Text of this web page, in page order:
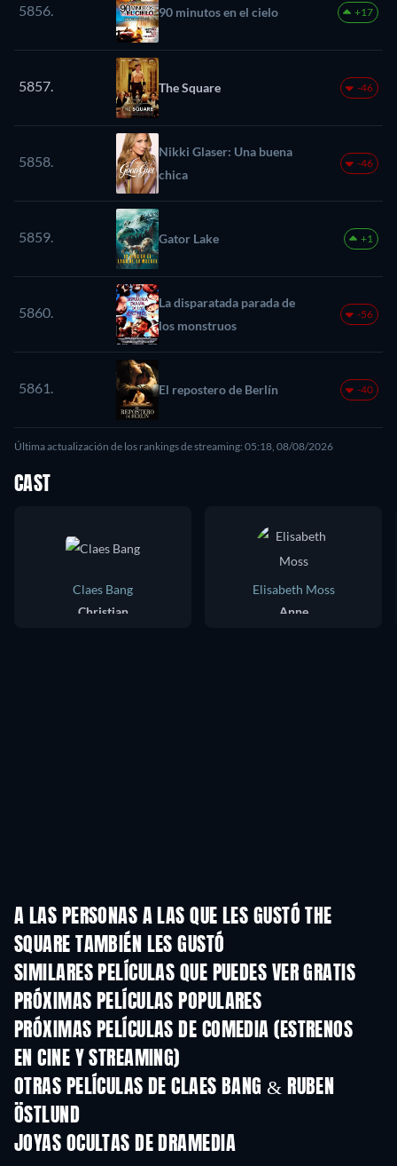
5856. 90 minutos en el cielo +17
5857. The Square -46
5858.
Nikki Glaser: Una buena
chica
-46
5859. Gator Lake +1
5860.
La disparatada parada de
los monstruos
-56
5861. El repostero de Berlín -40
Última actualización de los rankings de streaming: 05:18, 08/08/2026
CAST
Claes Bang
Christian
Elisabeth Moss
Anne
A LAS PERSONAS A LAS QUE LES GUSTÓ THE
SQUARE TAMBIÉN LES GUSTÓ
SIMILARES PELÍCULAS QUE PUEDES VER GRATIS
PRÓXIMAS PELÍCULAS POPULARES
PRÓXIMAS PELÍCULAS DE COMEDIA (ESTRENOS
EN CINE Y STREAMING)
OTRAS PELÍCULAS DE CLAES BANG & RUBEN
ÖSTLUND
JOYAS OCULTAS DE DRAMEDIA
TV